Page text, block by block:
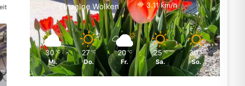
Einzelne Wolken
3.11 km/h
30 ℃
Mi.
27 ℃
Do.
20 ℃
Fr.
25 ℃
Sa.
30 ℃
So.